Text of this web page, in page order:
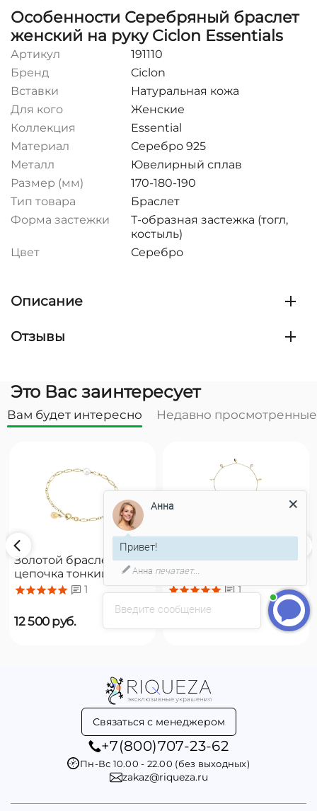
Особенности Серебряный браслет
женский на руку Ciclon Essentials
Артикул
191110
Бренд
Ciclon
Вставки
Натуральная кожа
Для кого
Женские
Коллекция
Essential
Материал
Серебро 925
Металл
Ювелирный сплав
Размер (мм)
170-180-190
Тип товара
Браслет
Форма застежки
Т-образная застежка (тогл,
костыль)
Цвет
Серебро
Описание
Отзывы
Это Вас заинтересует
Вам будет интересно Недавно просмотренные
Золотой браслет
цепочка тонкий с
органическим
Cies
1
12 500 руб.
Золотой браслет
цепочка с подвесками
Majorica Romea
1
Связаться с менеджером
+7(800)707-23-62
Пн-Вс 10.00 - 22.00 (без выходных)
zakaz@riqueza.ru
Введите сообщение
Анна
Привет!
Анна печатает...